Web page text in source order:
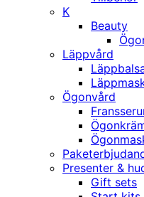
K
Beauty
Läppvård
Ögonvård
Presenter &
Gift sets